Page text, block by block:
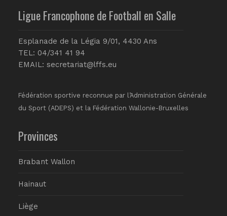
Ligue Francophone de Football en Salle
Esplanade de la Légia 9/01, 4430 Ans
TEL: 04/341 41 94
EMAIL: secretariat@lffs.eu
Fédération sportive reconnue par l’Administration Générale
du Sport (ADEPS) et la Fédération Wallonie-Bruxelles
Provinces
Brabant Wallon
Hainaut
Liège